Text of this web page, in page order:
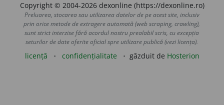
Copyright © 2004-2026 dexonline (https://dexonline.ro)
Preluarea, stocarea sau utilizarea datelor de pe acest site, inclusiv
prin orice metode de extragere automată (web scraping, crawling),
sunt strict interzise fără acordul nostru prealabil scris, cu excepția
seturilor de date oferite oficial spre utilizare publică (vezi licența).
licență confidențialitate găzduit de Hosterion